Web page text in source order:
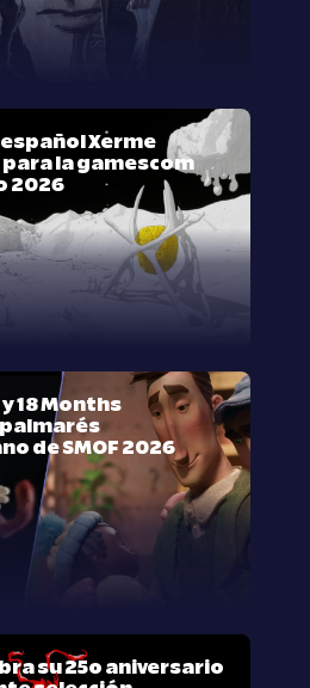
Xerme
la gamescom
2026
18 Months
palmarés
de SMOF 2026
su 25º aniversario